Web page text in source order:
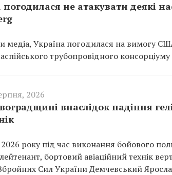
погодилася не атакувати деякі
медіа, Україна погодилася на вимогу
трубопровідного
2026
внаслідок падіння
року під час виконання бойового
бортовий авіаційний технік
Сил України Демчевський